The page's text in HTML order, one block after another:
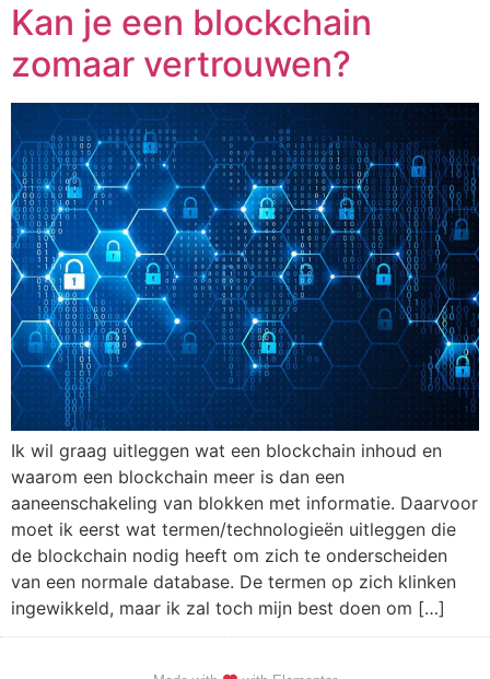
Kan je een blockchain
zomaar vertrouwen?
Ik wil graag uitleggen wat een blockchain inhoud en
waarom een blockchain meer is dan een
aaneenschakeling van blokken met informatie. Daarvoor
moet ik eerst wat termen/technologieën uitleggen die
de blockchain nodig heeft om zich te onderscheiden
van een normale database. De termen op zich klinken
ingewikkeld, maar ik zal toch mijn best doen om […]